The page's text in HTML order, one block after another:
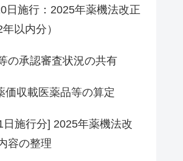
日施行：2025年薬機法改正
以内分）
の承認審査状況の共有
価収載医薬品等の算定
日施行分] 2025年薬機法改
容の整理